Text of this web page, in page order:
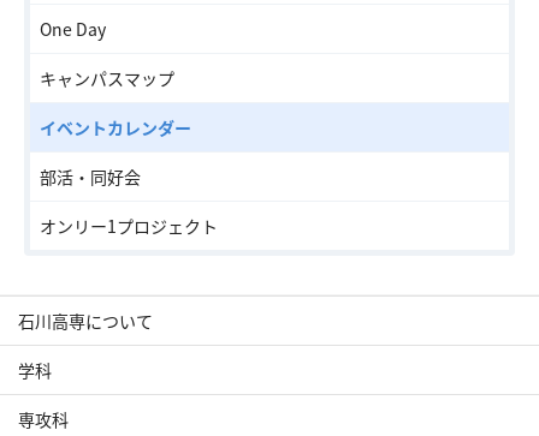
One Day
キャンパスマップ
イベントカレンダー
部活・同好会
オンリー1プロジェクト
石川高専について
学科
専攻科